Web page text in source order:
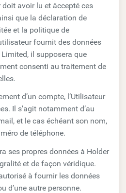
doit avoir lu et äccepté ces
que la déclaration de
et la politique de
fournit des données
il supposera que
consenti au traitement de
d’un compte, l’Utilisateur
Il s’agit notamment d’au
et le cas échéant son nom,
de téléphone.
ses propres données à Holder
et de façon véridique.
à fournir les données
d’une autre personne.